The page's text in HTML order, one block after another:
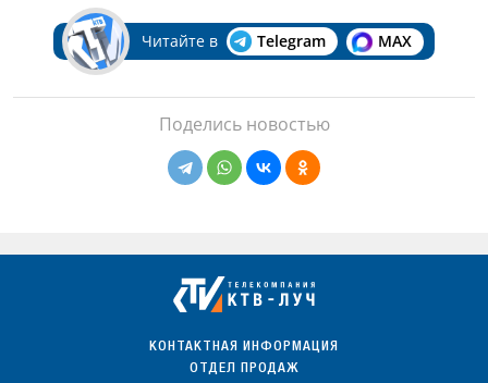
Читайте в Telegram MAX
Поделись новостью
КОНТАКТНАЯ ИНФОРМАЦИЯ
ОТДЕЛ ПРОДАЖ